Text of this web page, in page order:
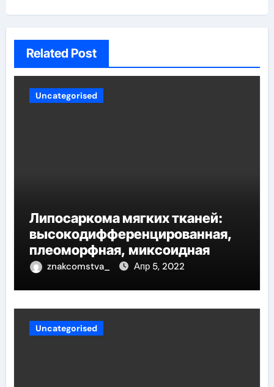
Related Post
Uncategorised
Липосаркома мягких тканей:
высокодифференцированная,
плеоморфная, миксоидная
znakcomstva_ Апр 5, 2022
Uncategorised